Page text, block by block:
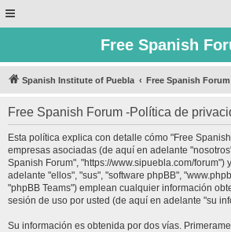
Free Spanish
Spanish Institute of Puebla Free Spanish Forum
Free Spanish Forum -Política de
Esta política explica con detalle cómo "Free
empresas asociadas (de aquí en adelante
Spanish Forum", "https://www.sipuebla.com/forum")
adelante "ellos", "sus", "software phpBB",
"phpBB Teams") emplean cualquier información
sesión de uso por usted (de aquí en adelante "su
Su información es obtenida por dos vías.